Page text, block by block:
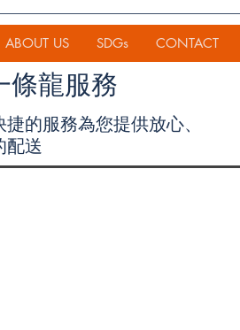
ABOUT US SDGs CONTACT
條龍服務
的服務為您提供放心、
配送